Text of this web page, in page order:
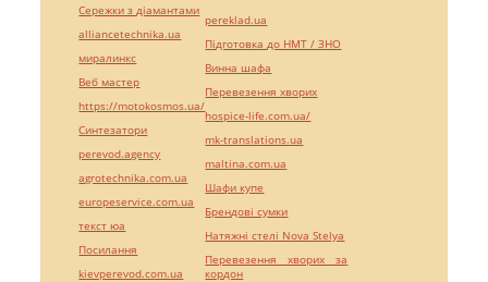
Сережки з діамантами
alliancetechnika.ua
миралинкс
Веб мастер
https://motokosmos.ua/
Синтезатори
perevod.agency
agrotechnika.com.ua
europeservice.com.ua
текст юа
Посилання
kievperevod.com.ua
pereklad.ua
Підготовка до НМТ / ЗНО
Винна шафа
Перевезення хворих
hospice-life.com.ua/
mk-translations.ua
maltina.com.ua
Шафи купе
Брендові сумки
Натяжні стелі Nova Stelya
Перевезення хворих за
кордон